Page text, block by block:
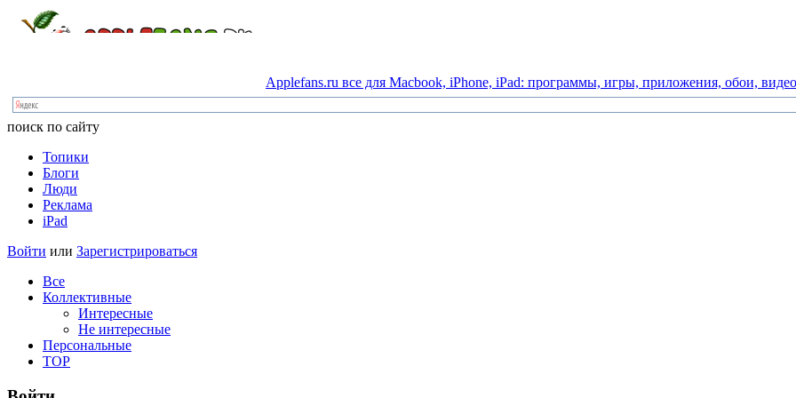
Applefans.ru все для Macbook, iPhone, iPad: программы, игры, приложения, обои, видео
поиск по сайту
Топики
Блоги
Люди
Реклама
iPad
Войти или Зарегистрироваться
Все
Коллективные
Интересные
Не интересные
Персональные
TOP